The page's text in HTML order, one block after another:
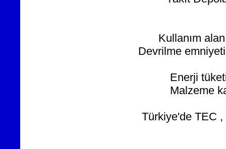
Kullanım
Devrilme
Enerji
Malzeme
Türkiye'de TEC